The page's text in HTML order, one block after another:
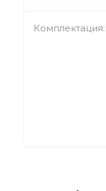
Комплектация: